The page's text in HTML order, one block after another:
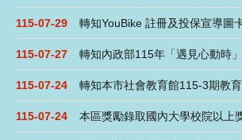
115-07-29 轉知YouBike 註冊及投保宣導圖
115-07-27 轉知內政部115年「遇見心動時
115-07-24 轉知本市社會教育館115-3期教
115-07-24 本區獎勵錄取國內大學校院以上